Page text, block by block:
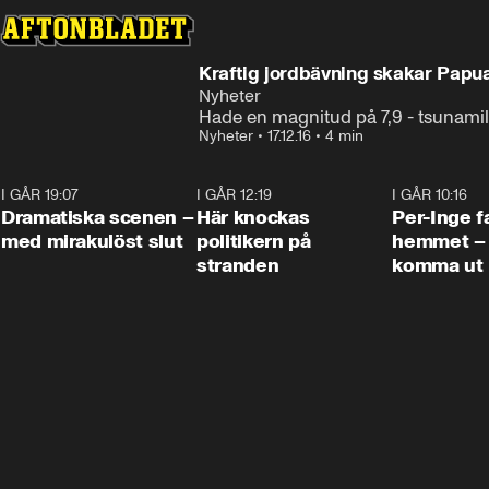
Kraftig jordbävning skakar
Nyheter
Hade en magnitud på 7,9 -
Nyheter • 17.12.16 • 4 min
I GÅR 19:07
Dramatiska scenen –
med mirakulöst slut
I GÅR 12:19
Här knockas
politikern på
stranden
I GÅR 10:16
Per-Inge
hemmet
komma ut